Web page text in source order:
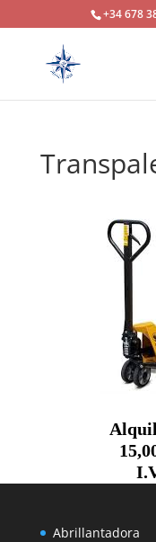
+34 678
Abrillantadora